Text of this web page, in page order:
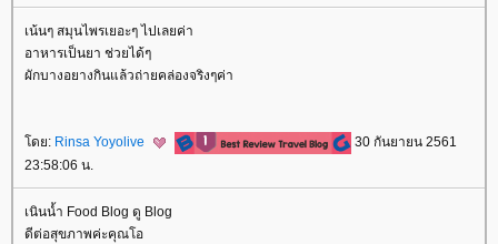
เน้นๆ สมุนไพรเยอะๆ ไปเลยค่า
อาหารเป็นยา ช่วยได้ๆ
ผักบางอยางกินแล้วถ่ายคล่องจริงๆค่า
ดย: Rinsa Yoyolive
30 กันยายน 2561
23:58:06 น.
เนินน้ำ Food Blog ดู Blog
ดีต่อสุขภาพค่ะคุณโอ